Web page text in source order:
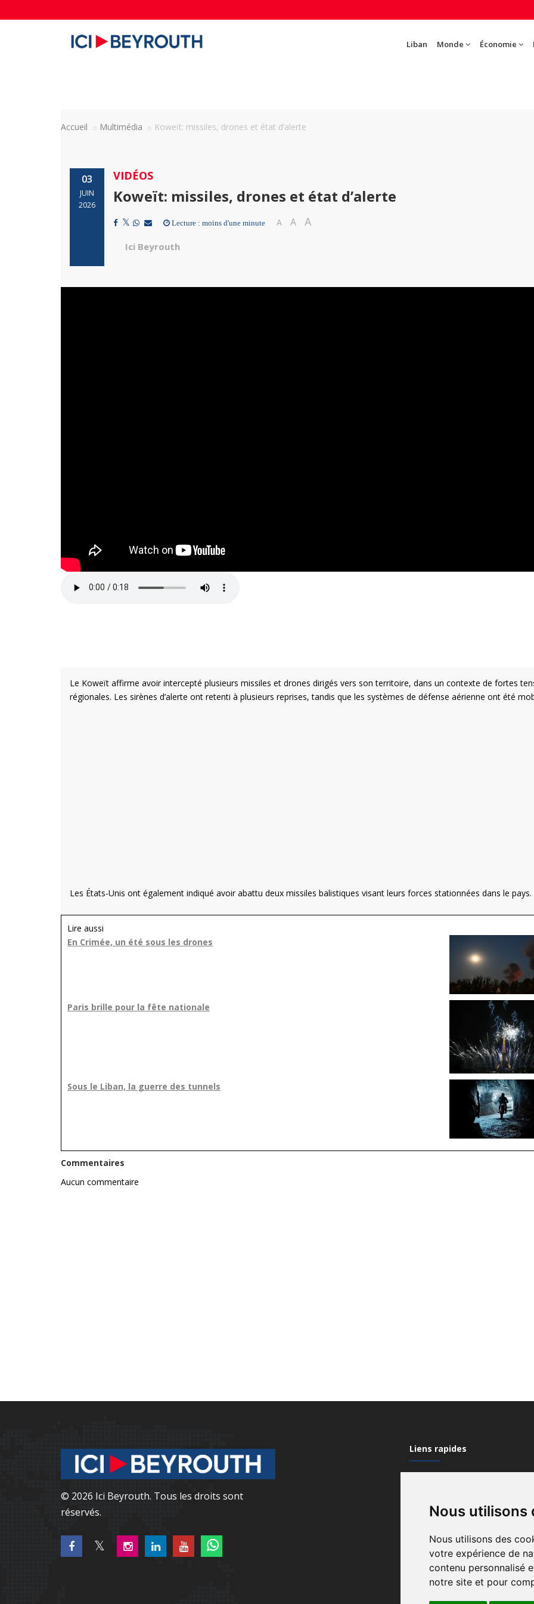
Nous utilisons
Nous utilisons des
votre expérience de
contenu personnalisé
notre site et pour
Liban Monde Économie
Accueil Multimédia Koweït: missiles, drones et état d’alerte
03
JUIN
2026
VIDÉOS
Koweït: missiles, drones et état d’alerte
Lecture : moins d'une minute A A A
Ici Beyrouth
Le Koweït affirme avoir intercepté plusieurs missiles et drones dirigés vers son territoire, dans un contexte de fortes
régionales. Les sirènes d’alerte ont retenti à plusieurs reprises, tandis que les systèmes de défense aérienne ont été
Les États-Unis ont également indiqué avoir abattu deux missiles balistiques visant leurs forces stationnées dans le pays.
Lire aussi
En Crimée, un été sous les drones
Paris brille pour la fête nationale
Sous le Liban, la guerre des tunnels
Commentaires
Aucun commentaire
© 2026 Ici Beyrouth. Tous les droits sont
réservés.
Liens rapides
Contactez-nous
Recrutement
Gérez vos cookies
Conditions générales